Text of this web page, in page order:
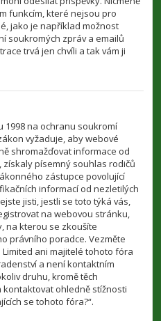
funkcím, které nejsou pro
jako je například možnost
soukromých zpráv a emailů
trvá jen chvíli a tak vám ji
1998 na ochranu soukromí
vyžaduje, aby webové
shromažďovat informace od
získaly písemný souhlas rodičů
zástupce povolující
informací od nezletilých
jisti, jestli se toto týká vás,
na webovou stránku,
na kterou se zkoušíte
právního poradce. Vezměte
ani majitelé tohoto fóra
a není kontaktním
druhu, kromě těch
kontaktovat ohledně stížnosti
se tohoto fóra?“.